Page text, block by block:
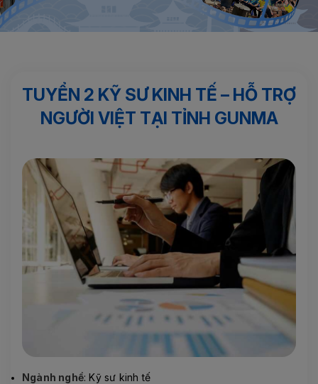
TUYỂN 2 KỸ SƯ KINH TẾ – HỖ TRỢ
NGƯỜI VIỆT TẠI TỈNH GUNMA
Ngành nghề: Kỹ sư kinh tế